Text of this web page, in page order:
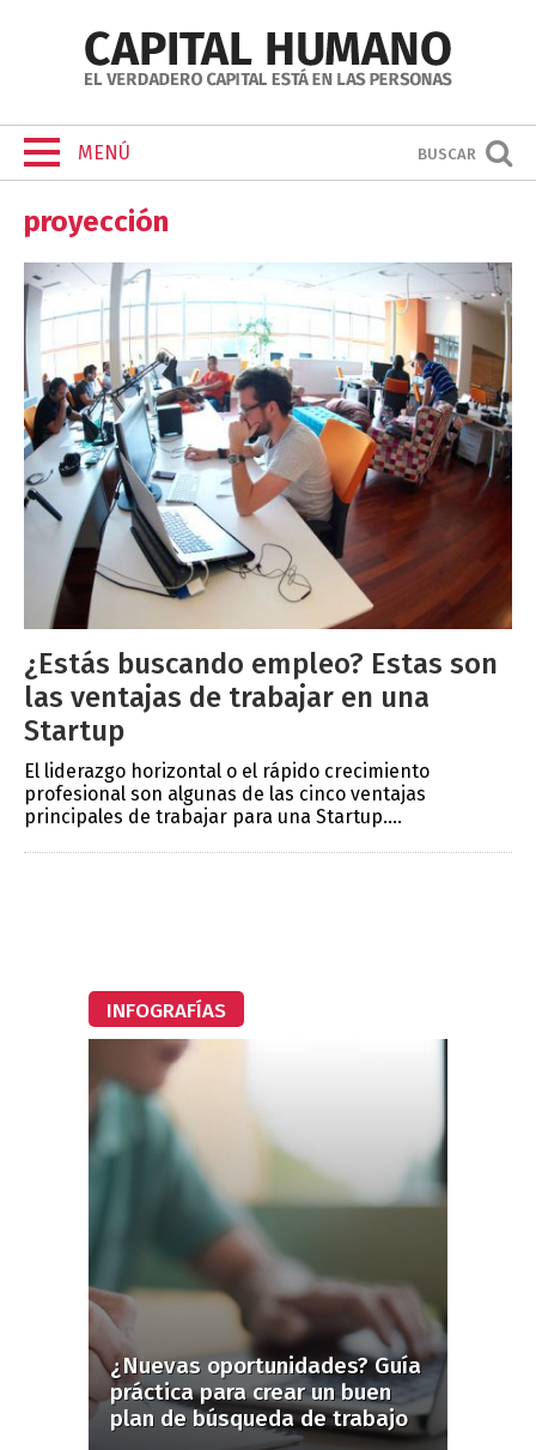
MENÚ BUSCAR
proyección
¿Estás buscando empleo? Estas son
las ventajas de trabajar en una
Startup
El liderazgo horizontal o el rápido crecimiento
profesional son algunas de las cinco ventajas
principales de trabajar para una Startup....
INFOGRAFÍAS
¿Nuevas oportunidades? Guía
práctica para crear un buen
plan de búsqueda de trabajo